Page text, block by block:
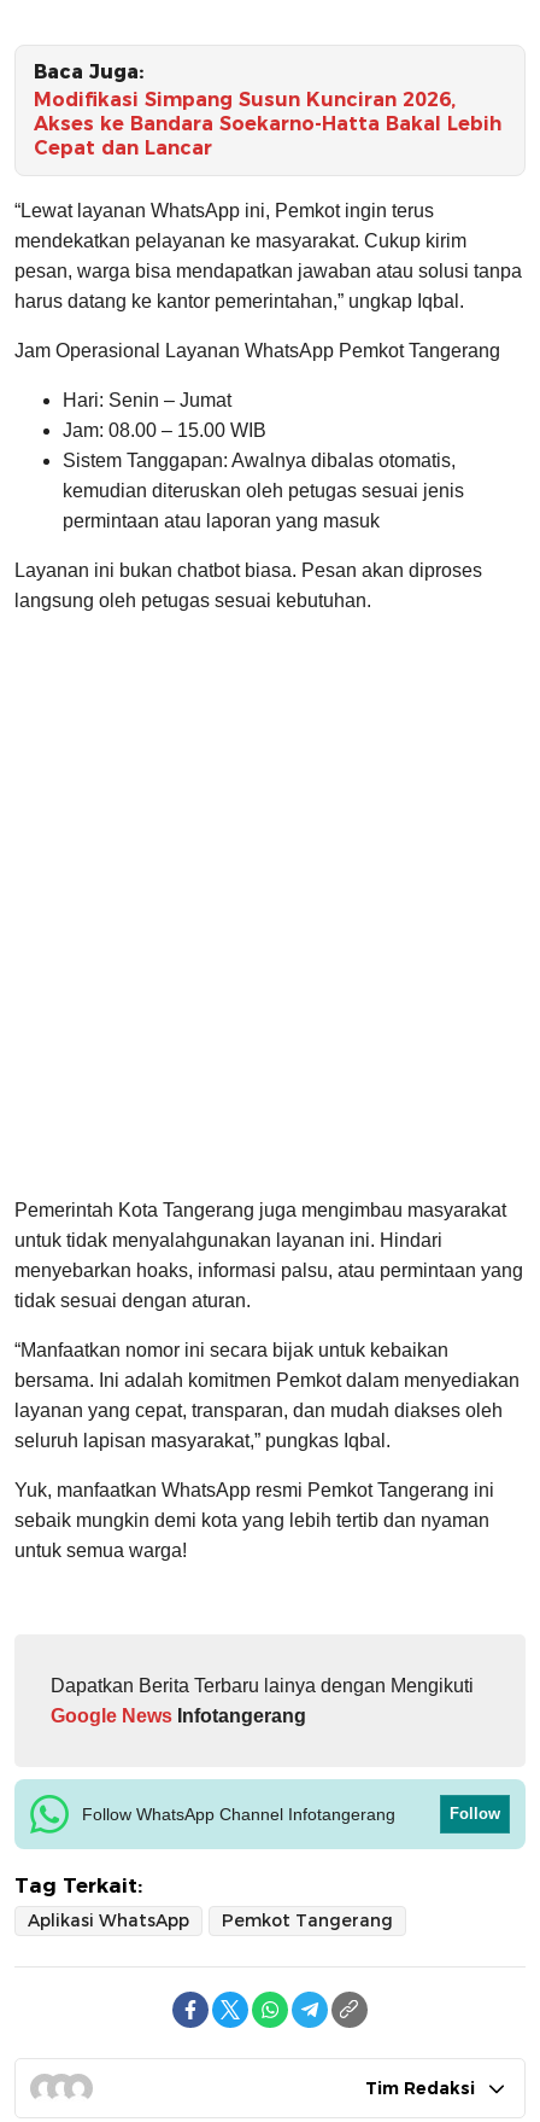
Baca Juga:
Modifikasi Simpang Susun Kunciran 2026,
Akses ke Bandara Soekarno-Hatta Bakal Lebih
Cepat dan Lancar
“Lewat layanan WhatsApp ini, Pemkot ingin terus
mendekatkan pelayanan ke masyarakat. Cukup kirim
pesan, warga bisa mendapatkan jawaban atau solusi tanpa
harus datang ke kantor pemerintahan,” ungkap Iqbal.
Jam Operasional Layanan WhatsApp Pemkot Tangerang
Hari: Senin – Jumat
Jam: 08.00 – 15.00 WIB
Sistem Tanggapan: Awalnya dibalas otomatis,
kemudian diteruskan oleh petugas sesuai jenis
permintaan atau laporan yang masuk
Layanan ini bukan chatbot biasa. Pesan akan diproses
langsung oleh petugas sesuai kebutuhan.
Pemerintah Kota Tangerang juga mengimbau masyarakat
untuk tidak menyalahgunakan layanan ini. Hindari
menyebarkan hoaks, informasi palsu, atau permintaan yang
tidak sesuai dengan aturan.
“Manfaatkan nomor ini secara bijak untuk kebaikan
bersama. Ini adalah komitmen Pemkot dalam menyediakan
layanan yang cepat, transparan, dan mudah diakses oleh
seluruh lapisan masyarakat,” pungkas Iqbal.
Yuk, manfaatkan WhatsApp resmi Pemkot Tangerang ini
sebaik mungkin demi kota yang lebih tertib dan nyaman
untuk semua warga!
Dapatkan Berita Terbaru lainya dengan Mengikuti
Google News Infotangerang
Follow WhatsApp Channel Infotangerang Follow
Tag Terkait:
Aplikasi WhatsApp Pemkot Tangerang
Tim Redaksi